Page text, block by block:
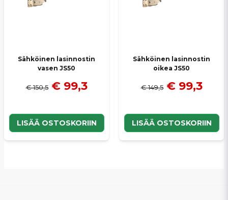
Sähköinen lasinnostin
vasen JS50
€ 150,5 € 99,3
LISÄÄ OSTOSKORIIN
Sähköinen lasinnostin
oikea JS50
€ 149,5 € 99,3
LISÄÄ OSTOSKORIIN